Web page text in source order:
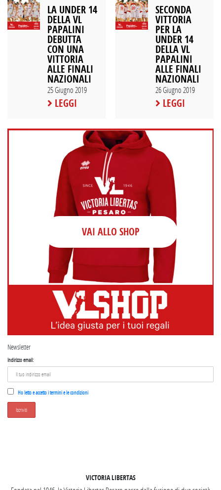
LA UNDER 14
DELLA VL
PAPALINI
DEBUTTA
CON UNA
VITTORIA
ALLE FINALI
NAZIONALI
25 Giugno 2019
LEGGI
SECONDA
VITTORIA
PER LA
UNDER 14
DELLA VL
PAPALINI
ALLE FINALI
NAZIONALI
26 Giugno 2019
LEGGI
VAI ALLO SHOP
Newsletter
Indirizzo email:
Ho letto e accetto i termini e le condizioni
VICTORIA LIBERTAS